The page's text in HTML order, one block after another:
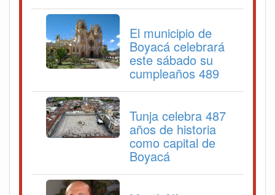
El municipio de
Boyacá celebrará
este sábado su
cumpleaños 489
Tunja celebra 487
años de historia
como capital de
Boyacá